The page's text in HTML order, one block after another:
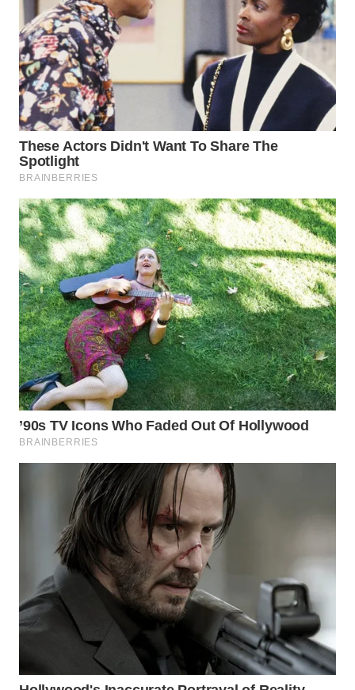
WN
DEPOK
WN
TAPANULI
UTARA
WN
SAMOSIR
WN
PADANG
LAWAS
WN
SUMEDANG
WN
CIANJUR
WN
KEPULAUAN
SERIBU
TANGERANG
BINJAI
WN
CIREBON